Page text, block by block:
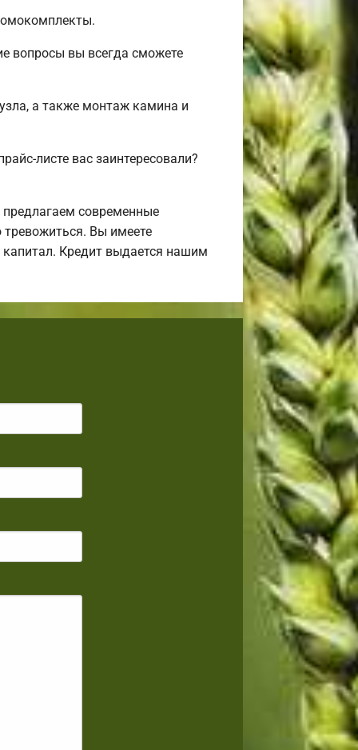
вопросы вы всегда сможете
а также монтаж камина и
листе вас заинтересовали?
современные
Вы имеете
Кредит выдается нашим